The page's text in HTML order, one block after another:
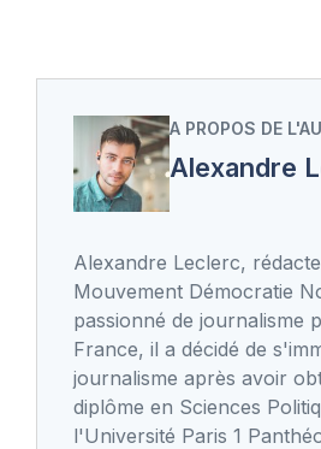
A PROPOS DE
Alexandre
Alexandre Leclerc,
Mouvement Démocratie
passionné de journalisme
France, il a décidé de
journalisme après avoir
diplôme en Sciences
l'Université Paris 1